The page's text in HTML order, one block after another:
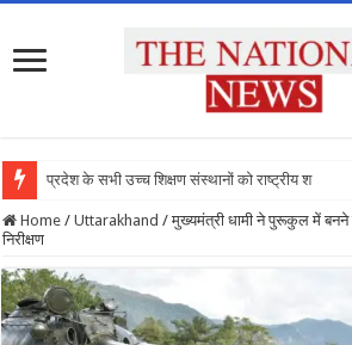
प्रदेश के सभी उच्च शिक्षण संस्थानों को राष्ट्रीय शिक्षा
Home / Uttarakhand / मुख्यमंत्री धामी ने पुरूकुल में
निरीक्षण